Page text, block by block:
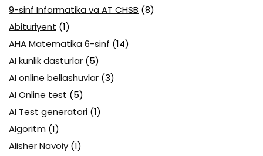
9-sinf Informatika va AT CHSB (8)
Abituriyent (1)
AHA Matematika 6-sinf (14)
AI kunlik dasturlar (5)
AI online bellashuvlar (3)
AI Online test (5)
AI Test generatori (1)
Algoritm (1)
Alisher Navoiy (1)